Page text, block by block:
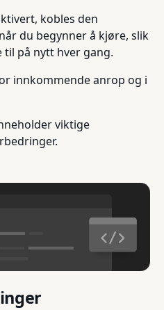
kobles den
du begynner å kjøre, slik
på nytt hver gang.
innkommende anrop og i
viktige